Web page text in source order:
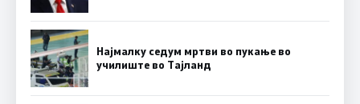
Најмалку седум мртви во пукање во
училиште во Тајланд